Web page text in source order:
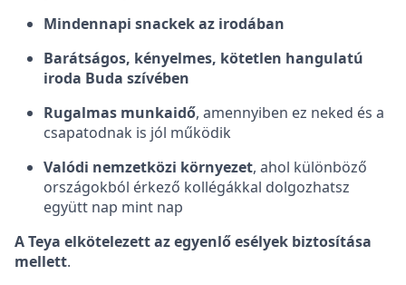
Mindennapi snackek az irodában
Barátságos, kényelmes, kötetlen hangulatú
iroda Buda szívében
Rugalmas munkaidő, amennyiben ez neked és a
csapatodnak is jól működik
Valódi nemzetközi környezet, ahol különböző
országokból érkező kollégákkal dolgozhatsz
együtt nap mint nap
A Teya elkötelezett az egyenlő esélyek biztosítása
mellett.